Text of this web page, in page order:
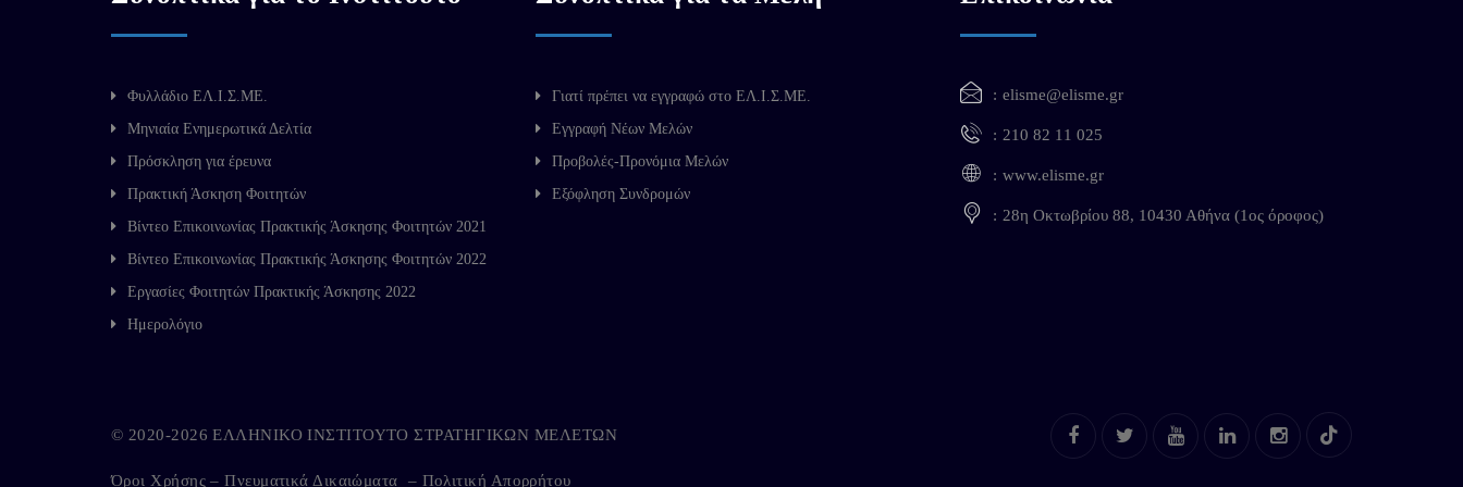
Φυλλάδιο ΕΛ.Ι.Σ.ΜΕ.
Μηνιαία Ενημερωτικά Δελτία
Πρόσκληση για έρευνα
Πρακτική Άσκηση Φοιτητών
Βίντεο Επικοινωνίας Πρακτικής Άσκησης Φοιτητών 2021
Βίντεο Επικοινωνίας Πρακτικής Άσκησης Φοιτητών 2022
Εργασίες Φοιτητών Πρακτικής Άσκησης 2022
Ημερολόγιο
Γιατί πρέπει να εγγραφώ στο ΕΛ.Ι.Σ.ΜΕ.
Εγγραφή Νέων Μελών
Προβολές-Προνόμια Μελών
Εξόφληση Συνδρομών
elisme@elisme.gr
210 82 11 025
www.elisme.gr
28η Οκτωβρίου 88, 10430 Αθήνα (1ος όροφος)
© 2020-2026 ΕΛΛΗΝΙΚΟ ΙΝΣΤΙΤΟΥΤΟ ΣΤΡΑΤΗΓΙΚΩΝ ΜΕΛΕΤΩΝ
Όροι Χρήσης – Πνευματικά Δικαιώματα – Πολιτική Απορρήτου